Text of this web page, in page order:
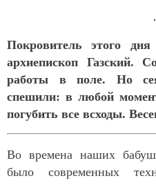
Покровитель этого
архиепископ Газский.
работы в поле. Но
спешили: в любой
погубить все всходы.
Во времена наших
было современных